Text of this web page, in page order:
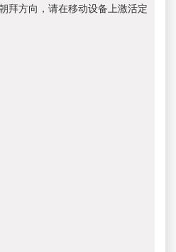
拜方向，请在移动设备上激活定